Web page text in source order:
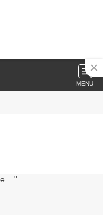
MENU